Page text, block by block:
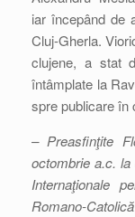
iar începând de
Cluj-Gherla.
clujene, a stat
întâmplate la
spre publicare în
– Preasfinţite
octombrie a.c.
Internaţionale
Romano-